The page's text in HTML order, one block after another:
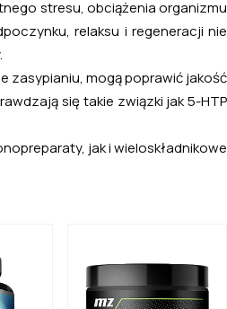
stresu, obciążenia organizmu
relaksu i regeneracji nie
zasypianiu, mogą poprawić jakość
się takie związki jak 5-HTP
jak i wieloskładnikowe